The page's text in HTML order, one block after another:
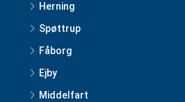
Herning
Spøttrup
Fåborg
Ejby
Middelfart